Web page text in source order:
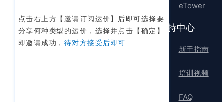
点击右上方【邀请订阅运价】后即可选择要
分享何种类型的运价，选择并点击【确定】
即邀请成功， 待对方接受后即可
eTower
支持中心
新手指南
培训视频
FAQ